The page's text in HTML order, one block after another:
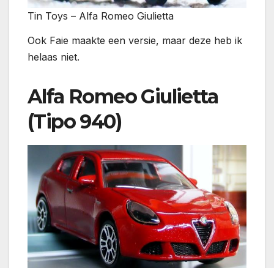
Tin Toys – Alfa Romeo Giulietta
Ook Faie maakte een versie, maar deze heb ik
helaas niet.
Alfa Romeo Giulietta
(Tipo 940)